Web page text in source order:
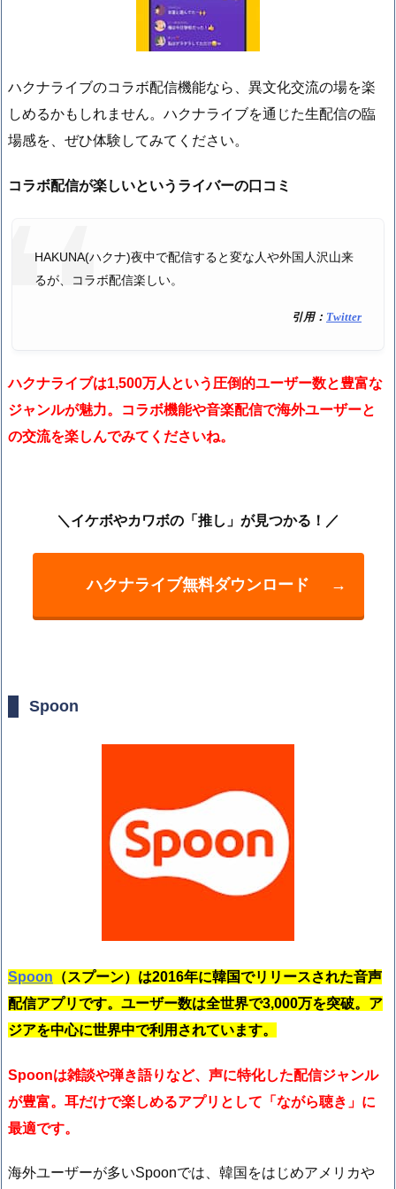
ハクナライブのコラボ配信機能なら、異文化交流の場を楽
しめるかもしれません。ハクナライブを通じた生配信の臨
場感を、ぜひ体験してみてください。
コラボ配信が楽しいというライバーの口コミ
HAKUNA(ハクナ)夜中で配信すると変な人や外国人沢山来
るが、コラボ配信楽しい。
引用： Twitter
ハクナライブは1,500万人という圧倒的ユーザー数と豊富な
ジャンルが魅力。コラボ機能や音楽配信で海外ユーザーと
の交流を楽しんでみてくださいね。
＼イケボやカワボの「推し」が見つかる！／
ハクナライブ無料ダウンロード →
Spoon
Spoon （スプーン）は2016年に韓国でリリースされた音声
配信アプリです。ユーザー数は全世界で3,000万を突破。ア
ジアを中心に世界中で利用されています。
Spoonは雑談や弾き語りなど、声に特化した配信ジャンル
が豊富。耳だけで楽しめるアプリとして「ながら聴き」に
最適です。
海外ユーザーが多いSpoonでは、韓国をはじめアメリカや